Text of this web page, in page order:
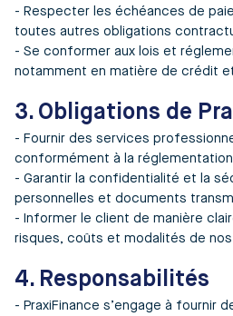
- Respecter les échéances de
toutes autres obligations
- Se conformer aux lois et
notamment en matière de crédit
3. Obligations de
- Fournir des services
conformément à la
- Garantir la confidentialité et la
personnelles et documents
- Informer le client de manière
risques, coûts et modalités de
4. Responsabilités
- PraxiFinance s’engage à fournir